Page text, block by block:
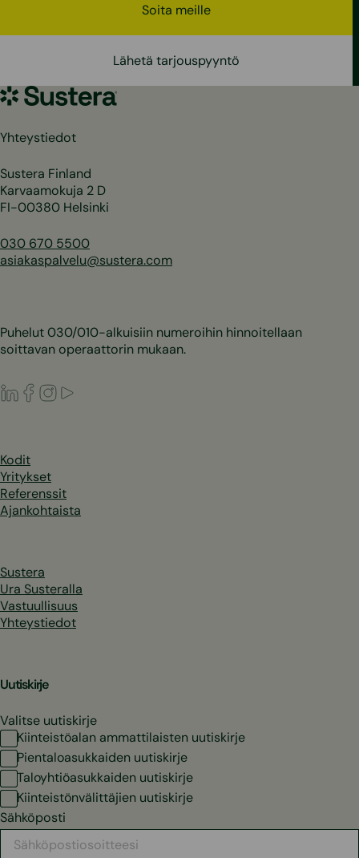
Soita meille
Lähetä tarjouspyyntö
Sustera
Yhteystiedot
Sustera Finland
Karvaamokuja 2 D
FI-00380 Helsinki
030 670 5500
asiakaspalvelu@sustera.com
Puhelut 030/010-alkuisiin numeroihin hinnoitellaan
soittavan operaattorin mukaan.
LinkedIn
Facebook
Instagram
Kodit
Yritykset
Referenssit
Ajankohtaista
Sustera
Ura Susteralla
Vastuullisuus
Yhteystiedot
Uutiskirje
Valitse uutiskirje
Kiinteistöalan ammattilaisten uutiskirje
Pientaloasukkaiden uutiskirje
Taloyhtiöasukkaiden uutiskirje
Kiinteistönvälittäjien uutiskirje
Sähköposti